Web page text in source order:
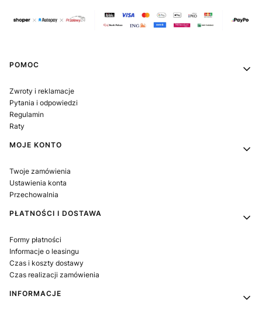
Linki w stopce
POMOC
Zwroty i reklamacje
Pytania i odpowiedzi
Regulamin
Raty
MOJE KONTO
Twoje zamówienia
Ustawienia konta
Przechowalnia
PŁATNOŚCI I DOSTAWA
Formy płatności
Informacje o leasingu
Czas i koszty dostawy
Czas realizacji zamówienia
INFORMACJE